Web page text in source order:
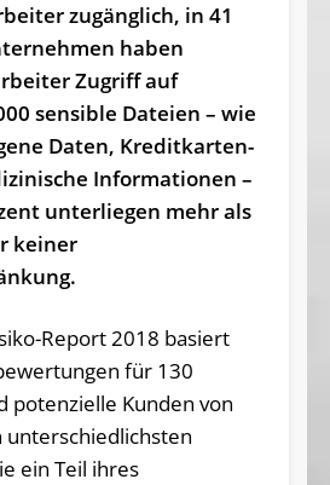
zugänglich, in 41
haben
Zugriff auf
sensible Dateien – wie
Daten, Kreditkarten-
Informationen –
unterliegen mehr als
keiner
Report 2018 basiert
für 130
potenzielle Kunden von
unterschiedlichsten
ein Teil ihres